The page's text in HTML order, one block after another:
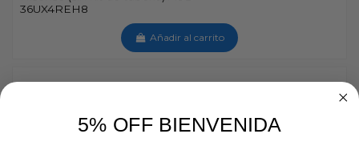
36UX4REH8
Añadir al carrito
5% OFF BIENVENIDA